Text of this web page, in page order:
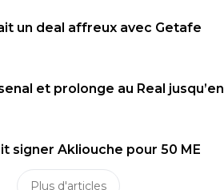
un deal affreux avec Getafe
et prolonge au Real
signer Akliouche pour 50 ME
Plus d'articles